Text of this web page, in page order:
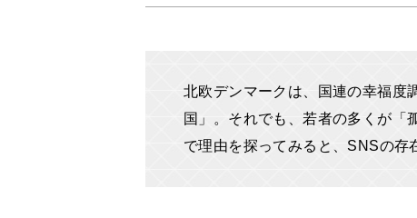
北欧デンマークは、国連の幸福度
国」。それでも、若者の多くが「
で理由を探ってみると、SNSの存